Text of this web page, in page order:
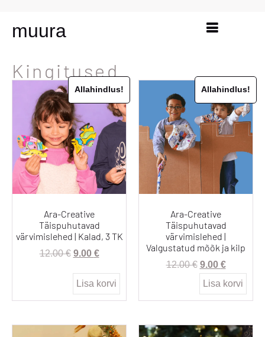
muura
Kingitused
Allahindlus!
Ara-Creative
Täispuhutavad
värvimislehed | Kalad, 3 TK
12.00€ 9.00 €
Lisa korvi
Allahindlus!
Ara-Creative
Täispuhutavad
värvimislehed |
Valgustatud mõõk ja kilp
12.00€ 9.00 €
Lisa korvi